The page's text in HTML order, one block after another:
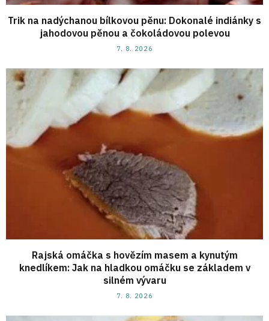
Trik na nadýchanou bílkovou pěnu: Dokonalé indiánky s
jahodovou pěnou a čokoládovou polevou
7. 8. 2026
Rajská omáčka s hovězím masem a kynutým
knedlíkem: Jak na hladkou omáčku se základem v
silném vývaru
7. 8. 2026